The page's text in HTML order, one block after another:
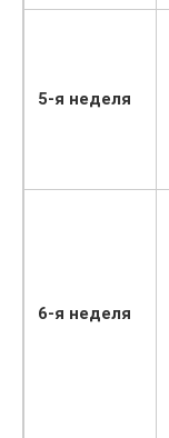
5-я неделя
6-я неделя